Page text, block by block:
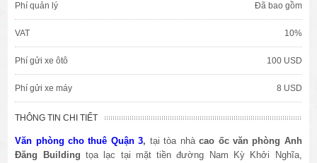
Phí quản lý Đã bao gồm
VAT 10%
Phí gửi xe ôtô 100 USD
Phí gửi xe máy 8 USD
THÔNG TIN CHI TIẾT
Văn phòng cho thuê Quận 3, tại tòa nhàcao ốc văn phòng Anh
Đăng Building tọa lạc tại mặt tiền đường Nam Kỳ Khởi Nghĩa,